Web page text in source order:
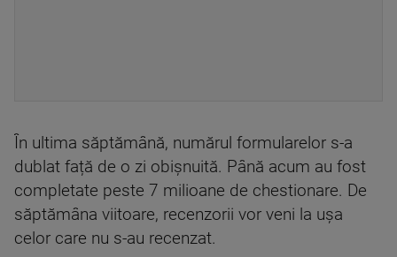
În ultima săptămână, numărul formularelor s-a
dublat față de o zi obișnuită. Până acum au fost
completate peste 7 milioane de chestionare. De
săptămâna viitoare, recenzorii vor veni la ușa
celor care nu s-au recenzat.